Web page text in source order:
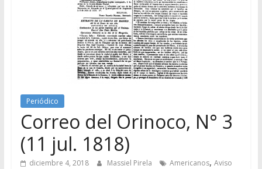
Periódico
Correo del Orinoco, N° 3
(11 jul. 1818)
diciembre 4, 2018 Massiel Pirela Americanos, Aviso